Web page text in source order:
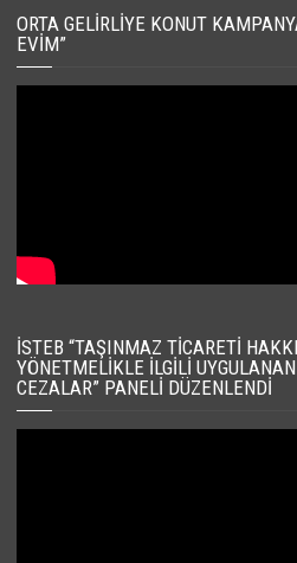
ORTA GELIRLIYE KONUT
EVIM”
İSTEB “TAŞINMAZ TICARETI
YÖNETMELIKLE İLGILI UYGULANAN
CEZALAR” PANELI DÜZENLENDI